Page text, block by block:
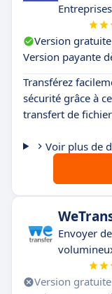
Entreprises
Version gratuite
Version payante
Transférez
sécurité grâce à
transfert de
Voir plus de
Envoyer
Version gratuite